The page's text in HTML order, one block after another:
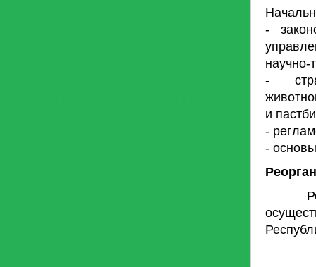
-
научно-
-
и
-
-